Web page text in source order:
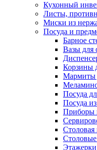
Кухонный
Листы,
Миски из
Посуда и
Барное
Вазы для
Корзины
Мармиты
Посуда
Посуда
Приборы
Столовая
Этажерки